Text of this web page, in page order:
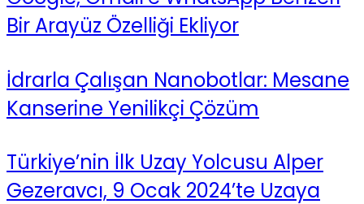
Bir Arayüz Özelliği Ekliyor
İdrarla Çalışan Nanobotlar: Mesane
Kanserine Yenilikçi Çözüm
Türkiye’nin İlk Uzay Yolcusu Alper
Gezeravcı, 9 Ocak 2024’te Uzaya